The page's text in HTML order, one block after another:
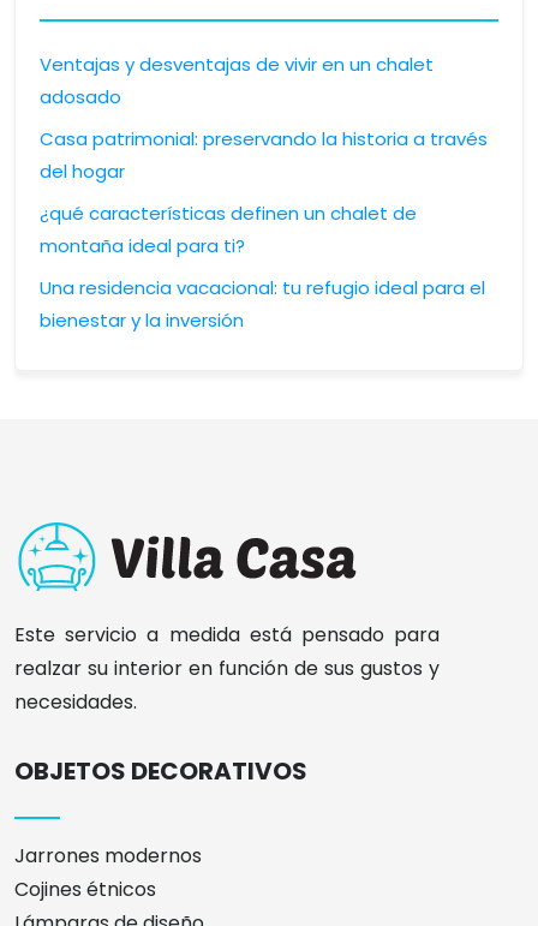
Ventajas y desventajas de vivir en un chalet
adosado
Casa patrimonial: preservando la historia a través
del hogar
¿qué características definen un chalet de
montaña ideal para ti?
Una residencia vacacional: tu refugio ideal para el
bienestar y la inversión
Este servicio a medida está pensado para
realzar su interior en función de sus gustos y
necesidades.
OBJETOS DECORATIVOS
Jarrones modernos
Cojines étnicos